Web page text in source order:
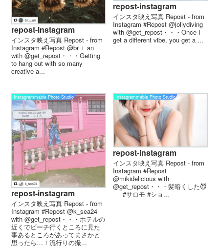
repost-instagram
インスタ映え写真 Repost - from
Instagram #Repost @br_i_an
with @get_repost・・・Getting
to hang out with so many
creative a...
repost-instagram
インスタ映え写真 Repost - from
Instagram #Repost @jollydiving
with @get_repost・・・Once I
get a different vibe, you get a ...
Instagrammable Photo Studio
repost-instagram
インスタ映え写真 Repost - from
Instagram #Repost @k_sea24
with @get_repost・・・ホテルの
近くでビーチ行くところに見た
事あるところがあってまさかと
思ったら…！流行りの撮...
Instagrammable Photo Studio
repost-instagram
インスタ映え写真 Repost - from
Instagram #Repost
@mikidelicious with
@get_repost・・・髪暗くした😈ㅤ
ㅤㅤ ㅤㅤ ㅤㅤ ㅤㅤ ㅤㅤ ㅤ#サロモ #ショ...